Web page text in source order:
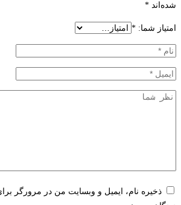
شده‌اند *
امتیاز شما: *
ذخیره نام، ایمیل و وبسایت من در مرورگر